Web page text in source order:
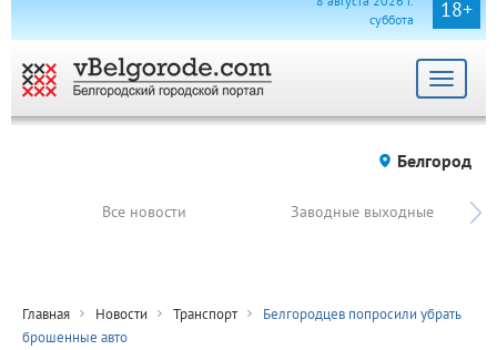
18+
суббота
Toggle
Белгород
Все новости Заводные выходные
Главная Новости Транспорт
Белгородцев попросили убрать
брошенные авто